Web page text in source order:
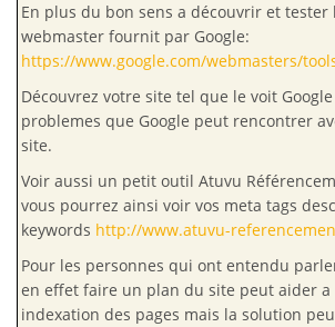
En plus du bon sens a découvrir et
webmaster fournit par Google:
https://www.google.com/webmasters/
Découvrez votre site tel que le voit
problemes que Google peut rencontrer
site.
Voir aussi un petit outil Atuvu
vous pourrez ainsi voir vos meta tags
keywords http://www.atuvu-
Pour les personnes qui ont entendu
en effet faire un plan du site peut aider
indexation des pages mais la solution